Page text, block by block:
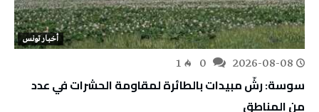
أخبار تونس
2026-08-08
1
سوسة: رشّ مبيدات بالطائرة لمقاومة الحشرات في عدد
من المناطق